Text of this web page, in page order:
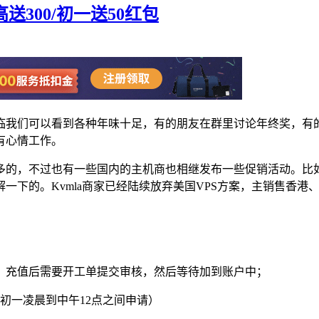
300/初一送50红包
们可以看到各种年味十足，有的朋友在群里讨论年终奖，
情工作。
，不过也有一些国内的主机商也相继发布一些促销活动。
下的。Kvmla商家已经陆续放弃美国VPS方案，主销售香港
值后需要开工单提交审核，然后等待加到账户中；
一凌晨到中午12点之间申请）